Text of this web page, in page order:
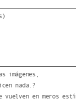
imágenes,
nada.?
vuelven en meros